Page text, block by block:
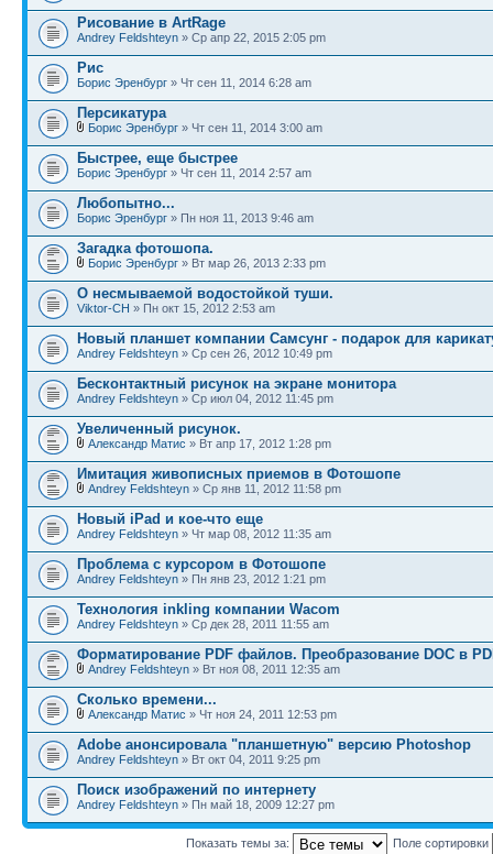
Рисование в ArtRage
Andrey Feldshteyn » Ср апр 22, 2015 2:05 pm
Рис
Борис Эренбург » Чт сен 11, 2014 6:28 am
Персикатура
Борис Эренбург » Чт сен 11, 2014 3:00 am
Быстрее, еще быстрее
Борис Эренбург » Чт сен 11, 2014 2:57 am
Любопытно...
Борис Эренбург » Пн ноя 11, 2013 9:46 am
Загадка фотошопа.
Борис Эренбург » Вт мар 26, 2013 2:33 pm
О несмываемой водостойкой туши.
Viktor-CH » Пн окт 15, 2012 2:53 am
Новый планшет компании Самсунг - подарок для
Andrey Feldshteyn » Ср сен 26, 2012 10:49 pm
Бесконтактный рисунок на экране монитора
Andrey Feldshteyn » Ср июл 04, 2012 11:45 pm
Увеличенный рисунок.
Александр Матис » Вт апр 17, 2012 1:28 pm
Имитация живописных приемов в Фотошопе
Andrey Feldshteyn » Ср янв 11, 2012 11:58 pm
Новый iPad и кое-что еще
Andrey Feldshteyn » Чт мар 08, 2012 11:35 am
Проблема с курсором в Фотошопе
Andrey Feldshteyn » Пн янв 23, 2012 1:21 pm
Технология inkling компании Wacom
Andrey Feldshteyn » Ср дек 28, 2011 11:55 am
Форматирование PDF файлов. Преобразование DOC в
Andrey Feldshteyn » Вт ноя 08, 2011 12:35 am
Cколько времени...
Александр Матис » Чт ноя 24, 2011 12:53 pm
Adobe анонсировала "планшетную" версию Photoshop
Andrey Feldshteyn » Вт окт 04, 2011 9:25 pm
Поиск изображений по интернету
Andrey Feldshteyn » Пн май 18, 2009 12:27 pm
Показать темы за: Поле сортировки